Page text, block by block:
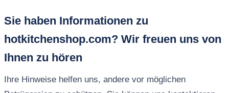
Sie haben Informationen zu
hotkitchenshop.com? Wir freuen uns von
Ihnen zu hören
Ihre Hinweise helfen uns, andere vor möglichen